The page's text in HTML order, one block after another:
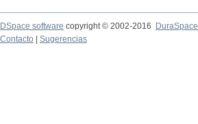
DSpace software copyright © 2002-2016
DuraSpace
Contacto
Sugerencias